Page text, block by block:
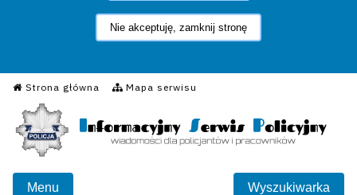
Nie akceptuję, zamknij stronę
Strona główna Mapa serwisu
Informacyjny Serwis
Menu Wyszukiwarka